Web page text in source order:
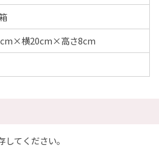
横20cm×高さ8cm
てください。